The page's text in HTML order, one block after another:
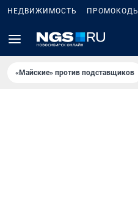
НЕДВИЖИМОСТЬ ПРОМОКОДЫ
«Майские» против подставщиков